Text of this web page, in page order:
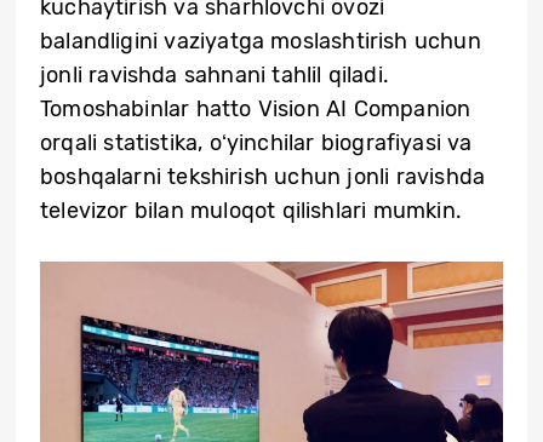
kuchaytirish va sharhlovchi ovozi
balandligini vaziyatga moslashtirish uchun
jonli ravishda sahnani tahlil qiladi.
Tomoshabinlar hatto Vision AI Companion
orqali statistika, oʻyinchilar biografiyasi va
boshqalarni tekshirish uchun jonli ravishda
televizor bilan muloqot qilishlari mumkin.